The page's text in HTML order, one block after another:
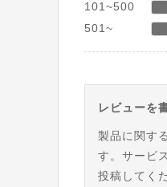
101~500
501~
レビューを
製品に関す
す。サービ
投稿してく